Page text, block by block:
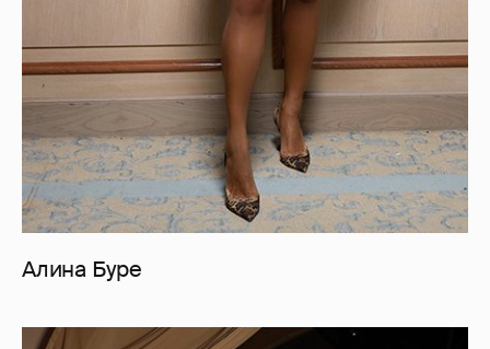
Алина Буре